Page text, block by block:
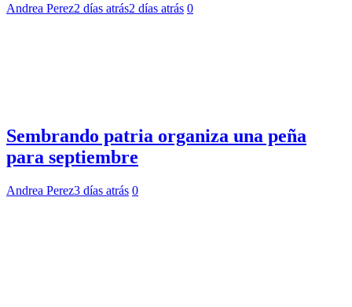
Andrea Perez2 días atrás2 días atrás 0
Sembrando patria organiza una peña
para septiembre
Andrea Perez3 días atrás 0